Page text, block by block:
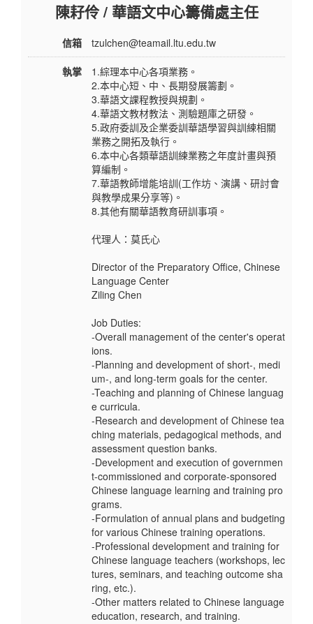
陳耔伶 / 華語文中心籌備處主任
信箱 tzulchen@teamail.ltu.edu.tw
執掌
1.綜理本中心各項業務。
2.本中心短、中、長期發展籌劃。
3.華語文課程教授與規劃。
4.華語文教材教法、測驗題庫之研發。
5.政府委訓及企業委訓華語學習與訓練相關
業務之開拓及執行。
6.本中心各類華語訓練業務之年度計畫與預
算編制。
7.華語教師增能培訓(工作坊、演講、研討會
與教學成果分享等)。
8.其他有關華語教育研訓事項。
代理人：莫氏心
Director of the Preparatory Office, Chinese
Language Center
Ziling Chen
Job Duties:
-Overall management of the center's operat
ions.
-Planning and development of short-, medi
um-, and long-term goals for the center.
-Teaching and planning of Chinese languag
e curricula.
-Research and development of Chinese tea
ching materials, pedagogical methods, and
assessment question banks.
-Development and execution of governmen
t-commissioned and corporate-sponsored
Chinese language learning and training pro
grams.
-Formulation of annual plans and budgeting
for various Chinese training operations.
-Professional development and training for
Chinese language teachers (workshops, lec
tures, seminars, and teaching outcome sha
ring, etc.).
-Other matters related to Chinese language
education, research, and training.